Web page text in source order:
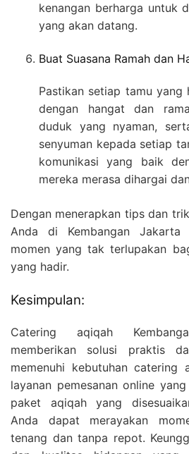
kenangan berharga untuk
yang akan datang.
Buat Suasana Ramah dan
Pastikan setiap tamu yang
dengan hangat dan
duduk yang nyaman,
senyuman kepada setiap
komunikasi yang baik
mereka merasa dihargai
Dengan menerapkan tips dan
Anda di Kembangan Jakarta
momen yang tak terlupakan
yang hadir.
Kesimpulan:
Catering aqiqah
memberikan solusi praktis
memenuhi kebutuhan catering
layanan pemesanan online
paket aqiqah yang
Anda dapat merayakan
tenang dan tanpa repot.